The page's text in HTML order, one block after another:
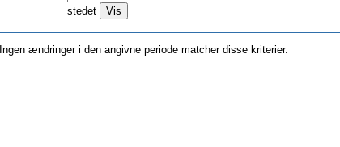
stedet
Ingen ændringer i den angivne periode matcher disse kriterier.